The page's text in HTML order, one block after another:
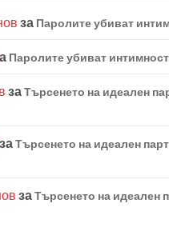
за Паролите убиват
Паролите убиват
заТърсенето на идеален
заТърсенето на идеален
заТърсенето на идеален